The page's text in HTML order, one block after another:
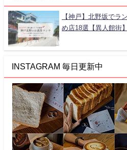
【神戸】北野坂でラ
め店18選【異人館街】
INSTAGRAM 毎日更新中